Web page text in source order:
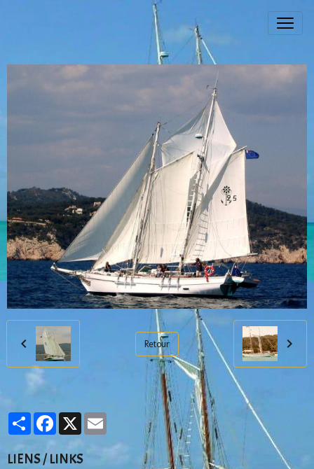
Retour
PartagerFacebook
X
LIENS / LINKS